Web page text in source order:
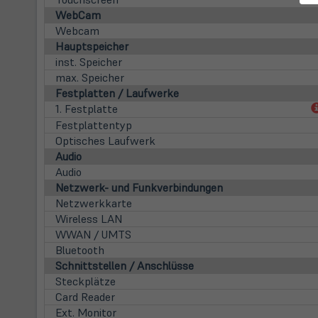
WebCam
Webcam
Hauptspeicher
inst. Speicher
max. Speicher
Festplatten / Laufwerke
1. Festplatte
Festplattentyp
Optisches Laufwerk
Audio
Audio
Netzwerk- und Funkverbindungen
Netzwerkkarte
Wireless LAN
WWAN / UMTS
Bluetooth
Schnittstellen / Anschlüsse
Steckplätze
Card Reader
Ext. Monitor